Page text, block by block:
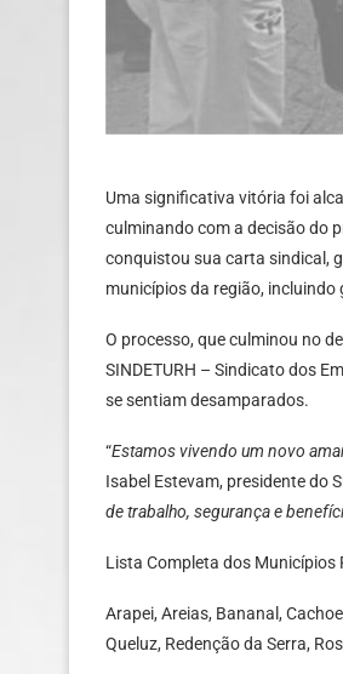
Uma significativa vitória foi
culminando com a decisão do
conquistou sua carta sindical,
municípios da região,
O processo, que culminou no
SINDETURH – Sindicato dos
se sentiam desamparados.
“Estamos vivendo um novo
Isabel Estevam, presidente do
de trabalho, segurança e
Lista Completa dos Municípios
Arapei, Areias, Bananal,
Queluz, Redenção da Serra,